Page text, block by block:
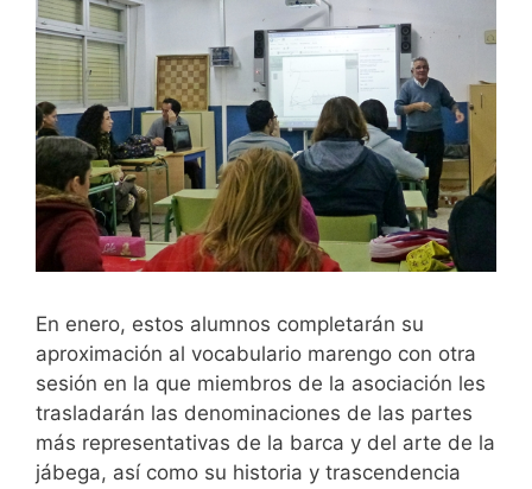
En enero, estos alumnos completarán su
aproximación al vocabulario marengo con otra
sesión en la que miembros de la asociación les
trasladarán las denominaciones de las partes
más representativas de la barca y del arte de la
jábega, así como su historia y trascendencia